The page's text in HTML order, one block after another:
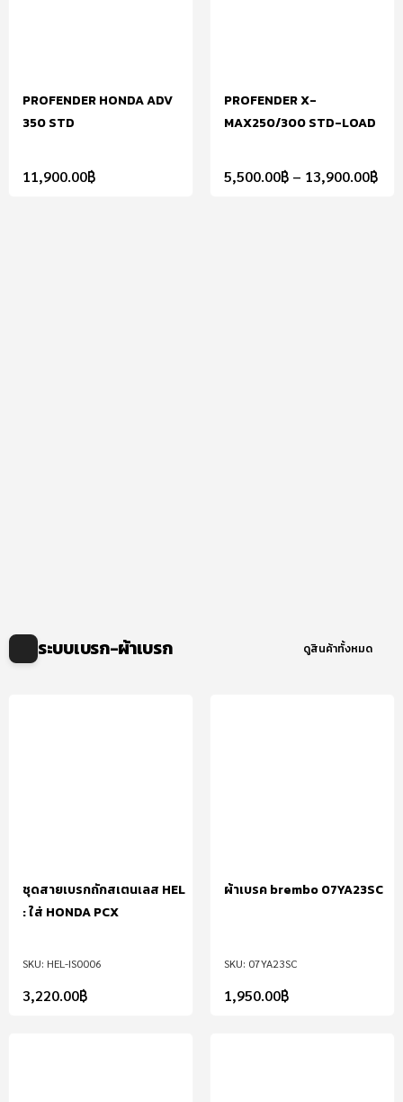
PROFENDER HONDA ADV
350 STD
11,900.00฿
PROFENDER X-
MAX250/300 STD-LOAD
5,500.00฿ – 13,900.00฿
ระบบเบรก-ผ้าเบรก ดูสินค้าทั้งหมด
HEL-IS0006
ชุดสายเบรกถักสเตนเลส HEL
: ใส่ HONDA PCX
3,220.00฿
07YA23SC
ผ้าเบรค brembo 07YA23SC
1,950.00฿